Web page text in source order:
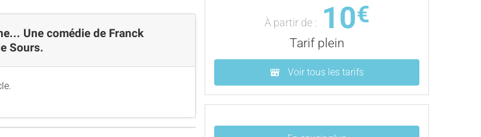
Une comédie de Franck
Sours.
À partir de : 10€
Tarif plein
Voir tous les tarifs